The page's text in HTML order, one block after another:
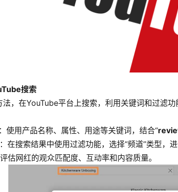
搜索
，在YouTube平台上搜索，利用关键词和过滤功
：使用产品名称、属性、用途等关键词，结合“
：在搜索结果中使用过滤功能，选择“频道”类型，
评估网红的观众匹配度、互动率和内容质量。